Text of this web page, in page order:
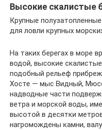
Высокие скалистые
Крупные
для ловли крупных
На таких берегах в море
водой, высокие
подобный рельеф
Хосте — мыс Видный,
надводные части
ветра и морской воды,
высотой в десятки
нагромождены камни,